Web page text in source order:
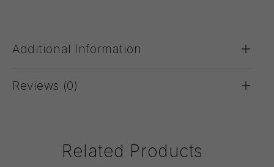
Additional Information
Reviews (0)
Related Products